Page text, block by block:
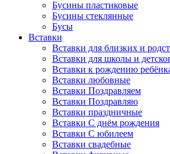
Бусины пластиковые
Бусины стеклянные
Бусы
Вставки
Вставки для близких и
Вставки для школы и
Вставки к рождению
Вставки любовные
Вставки Поздравляем
Вставки Поздравляю
Вставки праздничные
Вставки С днём рождения
Вставки С юбилеем
Вставки свадебные